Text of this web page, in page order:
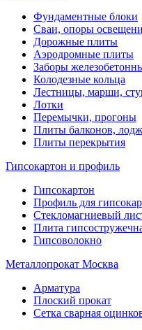
Фундаментные блоки
Сваи, опоры
Дорожные плиты
Аэродромные плиты
Заборы
Колодезные кольца
Лестницы, марши,
Лотки
Перемычки, прогоны
Плиты балконов,
Плиты перекрытия
Гипсокартон и профиль
Гипсокартон
Профиль для
Стекломагниевый
Плита
Гипсоволокно
Металлопрокат Москва
Арматура
Плоский прокат
Сетка сварная